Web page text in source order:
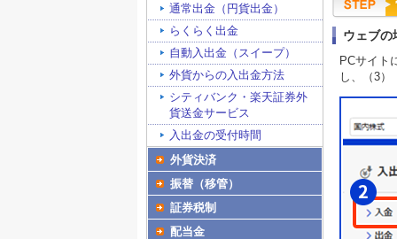
ウェブの
PCサイト
し、（3）
通常出金（円貨出金）
らくらく出金
自動入出金（スイープ）
外貨からの入出金方法
シティバンク・楽天証券外
貨送金サービス
入出金の受付時間
外貨決済
振替（移管）
証券税制
配当金